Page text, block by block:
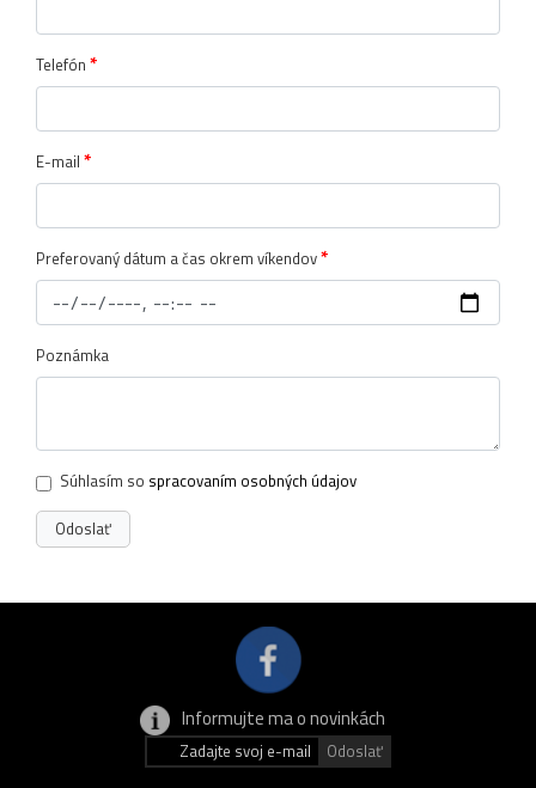
Telefón *
E-mail *
Preferovaný dátum a čas okrem víkendov*
Poznámka
Súhlasím so spracovaním osobných údajov
Informujte ma o novinkách